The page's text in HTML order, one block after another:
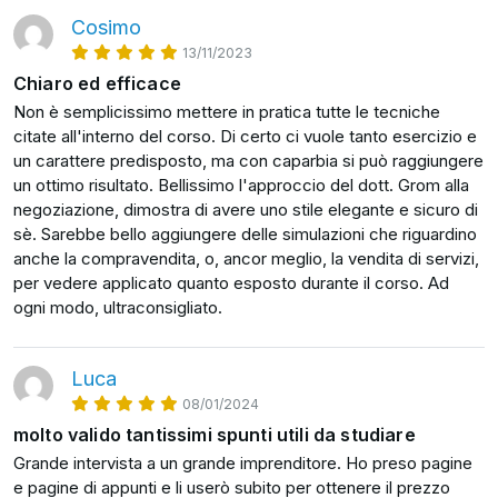
ottimo contratto… oppure l’esatto contrario.
Insomma: la negoziazione è una delle abilità su cui,
soprattutto se parliamo di esigenze di business,
probabilmente vale più la pena d'investire, proprio per
il ritorno sull’investimento veloce che può dare rispetto
a molte altre.
Ecco perché per insegnarti a negoziare nel business
come un professionista, abbiamo chiesto aiuto al Dott.
Federico Grom, l’uomo che non solo ha co-fondato
l’omonima catena di gelaterie Grom, una catena da
oltre 50 milioni di euro di fatturato, quasi 1000
dipendenti e la presenza di più di 80 gelaterie in 15 paesi
del mondo, per aprire le quali sono state necessarie
oltre 1.000 negoziazioni affrontate personalmente, ma
Federico Grom è soprattutto l’uomo che ha negoziato,
ancora una volta in prima persona, l’exit multi
milionaria della sua creatura, una vera situazione da
Nel corso degli anni è stato più volte invitato, in
qualità di speaker, a raccontare la sua esperienza
all’interno di diverse realtà imprenditoriali italiane e
internazionali, con l’obiettivo di trasmettere i valori
che lo hanno portato alla creazione e allo sviluppo
di GROM e delle successive attività imprenditoriali.
Ama investire il tempo e le sue risorse in nuove
avventure ed esperienze: la mobilità del futuro e
l’e-learning sono le sue prossime sfide.
Cosimo
13/11/2023
Chiaro ed efficace
Non è semplicissimo mettere in pratica tutte le tecniche
citate all'interno del corso. Di certo ci vuole tanto esercizio e
un carattere predisposto, ma con caparbia si può raggiungere
un ottimo risultato. Bellissimo l'approccio del dott. Grom alla
negoziazione, dimostra di avere uno stile elegante e sicuro di
sè. Sarebbe bello aggiungere delle simulazioni che riguardino
anche la compravendita, o, ancor meglio, la vendita di servizi,
per vedere applicato quanto esposto durante il corso. Ad
ogni modo, ultraconsigliato.
Luca
08/01/2024
molto valido tantissimi spunti utili da studiare
Grande intervista a un grande imprenditore. Ho preso pagine
e pagine di appunti e li userò subito per ottenere il prezzo